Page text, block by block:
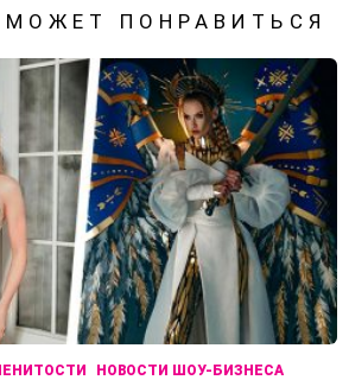
ПОНРАВИТЬСЯ
НОВОСТИ ШОУ-БИЗНЕСА